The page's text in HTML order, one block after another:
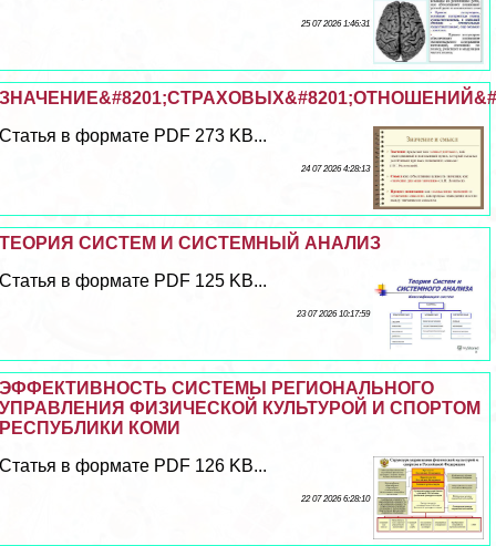
25 07 2026 1:46:31
Статья в формате PDF 273 KB...
24 07 2026 4:28:13
ТЕОРИЯ СИСТЕМ И СИСТЕМНЫЙ АНАЛИЗ
Статья в формате PDF 125 KB...
23 07 2026 10:17:59
ЭФФЕКТИВНОСТЬ СИСТЕМЫ РЕГИОНАЛЬНОГО
УПРАВЛЕНИЯ ФИЗИЧЕСКОЙ КУЛЬТУРОЙ И СПОРТОМ
РЕСПУБЛИКИ КОМИ
Статья в формате PDF 126 KB...
22 07 2026 6:28:10